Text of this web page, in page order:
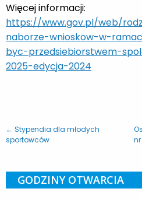
Więcej informacji:
https://www.gov.pl/web/
naborze-wnioskow-w-
byc-przedsiebiorstwem-
2025-edycja-2024
← Stypendia dla młodych
sportowców
GODZINY OTWARCIA